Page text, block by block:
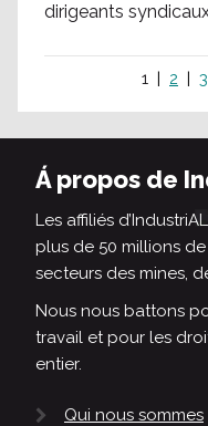
dirigeants
1 2 3
Á propos de
Les affiliés
plus de 50 millions
secteurs des mines,
Nous nous battons
travail et pour les
entier.
Qui nous sommes